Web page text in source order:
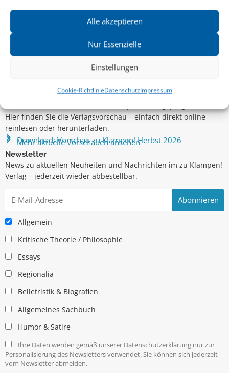
Alle akzeptieren
Nur Essenzielle
Einstellungen
Cookie-RichtlinieDatenschutzImpressum
Aktuelle Vorschau
Hier finden Sie die Verlagsvorschau – einfach direkt online
reinlesen oder herunterladen.
Download: Vorschau zu Klampen! Herbst 2026
Mehr aktuelle Vorschauen ansehen
Newsletter
News zu aktuellen Neuheiten und Nachrichten im zu Klampen!
Verlag – jederzeit wieder abbestellbar.
Allgemein
Kritische Theorie / Philosophie
Essays
Regionalia
Belletristik & Biografien
Allgemeines Sachbuch
Humor & Satire
Ihre Daten werden gemäß unserer Datenschutzerklärung nur zur
Personalisierung des Newsletters verwendet. Sie können sich jederzeit
vom Newsletter abmelden.